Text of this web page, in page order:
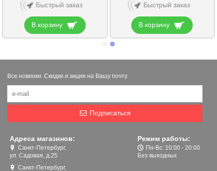
Быстрый заказ
В корзину
Быстрый заказ
В корзину
Все новинки. Скидки и акции на Вашу почту
Подписаться
Адреса магазинов:
Санкт-Петербург,
ул. Садовая, д.25
Санкт-Петербург,
Режим работы:
Пн-Вс: 10:00 - 20:00
Без выходных